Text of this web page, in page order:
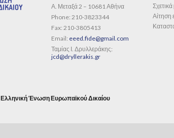
Α. Μεταξά 2 – 10681 Αθήνα
Phone: 210-3823344
Fax: 210-3805413
Email: eeed.fide@gmail.com
Ταμίας Ι. Δρυλλεράκης:
jcd@dryllerakis.gr
Αίτηση
Ελληνική Ένωση Ευρωπαϊκού Δικαίου